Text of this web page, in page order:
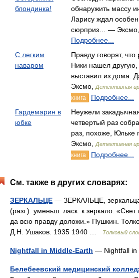
блондинка!
обнаружить массу
Ларису ждал
сюрприз… — Эксмо,
Подробнее...
С легким
наваром
Правду говорят,
Ники нашел
выставил из дома.
Эксмо,
Детективная
книга
Подробнее...
Гардемарин в
юбке
Неужели
четвертый раз
раз, похоже,
Эксмо,
Детективная
книга
Подробнее...
См. также в других словарях:
ЗЕРКАЛЬЦЕ — ЗЕРКАЛЬЦЕ,
(разг.). уменьш. ласк. к зеркало. «Свет
да всю правду доложи.» Пушкин.
Д.Н. Ушаков. 1935 1940 …
Толковый
Nightfall in Middle-Earth — Nightfall
Белебеевский медицинский